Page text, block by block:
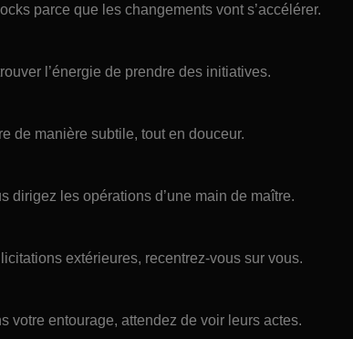
parce que les changements vont s’accélérer.
l’énergie de prendre des initiatives.
de manière subtile, tout en douceur.
dirigez les opérations d’une main de maître.
extérieures, recentrez-vous sur vous.
votre entourage, attendez de voir leurs actes.